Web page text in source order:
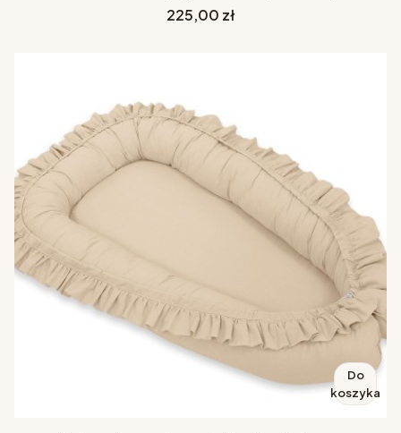
Cena
225,00 zł
Do
koszyka